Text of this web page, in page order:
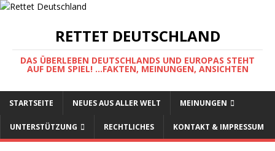
RETTET DEUTSCHLAND
DAS ÜBERLEBEN DEUTSCHLANDS UND EUROPAS STEHT
AUF DEM SPIEL! ...FAKTEN, MEINUNGEN, ANSICHTEN
STARTSEITE NEUES AUS ALLER WELT MEINUNGEN
UNTERSTÜTZUNG RECHTLICHES KONTAKT & IMPRESSUM